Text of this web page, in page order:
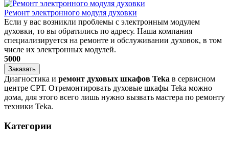
Ремонт электронного модуля духовки
Если у вас возникли проблемы с электронным модулем
духовки, то вы обратились по адресу. Наша компания
специализируется на ремонте и обслуживании духовок, в том
числе их электронных модулей.
5000
Заказать
Диагностика и ремонт духовых шкафов Teka в сервисном
центре СРТ. Отремонтировать духовые шкафы Teka можно
дома, для этого всего лишь нужно вызвать мастера по ремонту
техники Teka.
Категории